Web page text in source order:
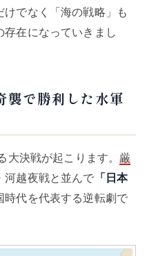
けでなく「海の戦略」も
在になっていきまし
襲で勝利した水軍
大決戦が起こります。厳
河越夜戦と並んで 「日本
時代を代表する逆転劇で